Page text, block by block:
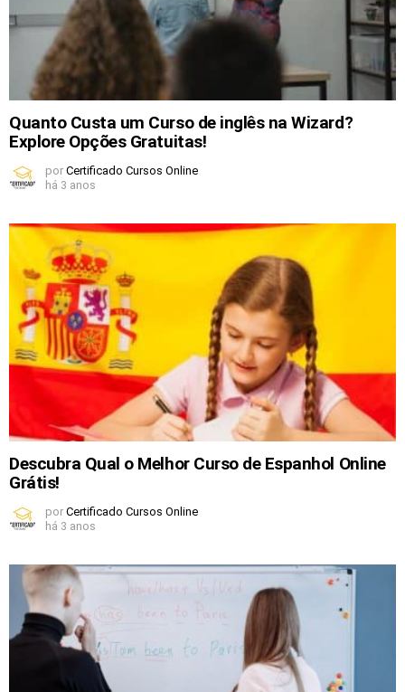
Quanto Custa um Curso de inglês na Wizard?
Explore Opções Gratuitas!
por Certificado Cursos Online
há 3 anos
Descubra Qual o Melhor Curso de Espanhol Online
Grátis!
por Certificado Cursos Online
há 3 anos